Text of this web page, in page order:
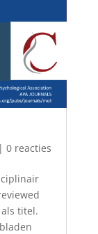
reacties
titel.